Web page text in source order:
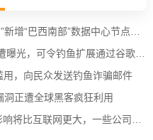
新型“Stanley”黑产 MaaS 遭曝光，可令钓鱼扩展通过谷歌 Chrome 商店审核
，向民众发送钓鱼诈骗邮件
正遭全球黑客疯狂利用